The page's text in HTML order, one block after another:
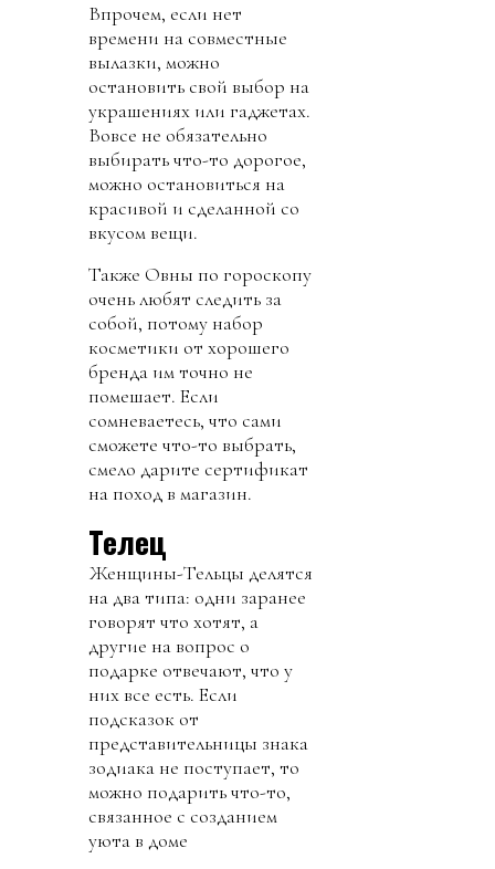
Впрочем, если нет
времени на совместные
вылазки, можно
остановить свой выбор на
украшениях или гаджетах.
Вовсе не обязательно
выбирать что-то дорогое,
можно остановиться на
красивой и сделанной со
вкусом вещи.
Также Овны по гороскопу
очень любят следить за
собой, потому набор
косметики от хорошего
бренда им точно не
помешает. Если
сомневаетесь, что сами
сможете что-то выбрать,
смело дарите сертификат
на поход в магазин.
Телец
Женщины-Тельцы делятся
на два типа: одни заранее
говорят что хотят, а
другие на вопрос о
подарке отвечают, что у
них все есть. Если
подсказок от
представительницы знака
зодиака не поступает, то
можно подарить что-то,
связанное с созданием
уюта в доме